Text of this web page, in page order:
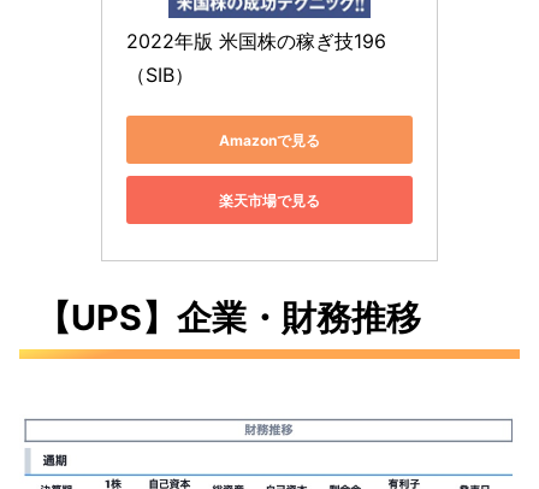
2022年版 米国株の稼ぎ技196
（SIB）
Amazonで見る
楽天市場で見る
【UPS】企業・財務推移